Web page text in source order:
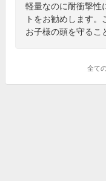
軽量なのに耐衝撃性
トをお勧めします
お子様の頭を守るこ
全て